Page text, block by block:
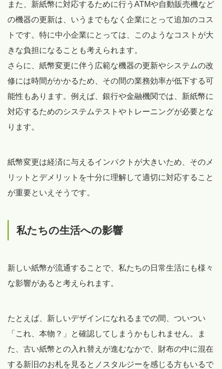
また、新紙幣に対応するために行うATMや自動販売機など
の機器の更新は、いうまでもなく企業にとって追加のコス
トです。特に中小企業にとっては、このようなコストが大
きな負担になることも考えられます。
さらに、紙幣変更に伴う広範な機器の更新やシステムの改
修には時間がかかるため、その間の業務効率が低下する可
能性もあります。例えば、銀行や金融機関では、新紙幣に
対応するためのシステムテストやトレーニングが必要とな
ります。
紙幣変更は経済に与えるインパクトが大きいため、そのメ
リットとデメリットを十分に理解して適切に対応すること
が重要といえそうです。
私たちの生活への影響
新しい紙幣が流通することで、私たちの日常生活にも様々
な影響があると考えられます。
たとえば、新しいデザインになれるまでの間、ついつい
「これ、本物？」と確認してしまうかもしれません。ま
た、古い紙幣との入れ替えが進むなかで、財布の中に混在
する新旧のお札を見るとノスタルジーを感じる方もいるで